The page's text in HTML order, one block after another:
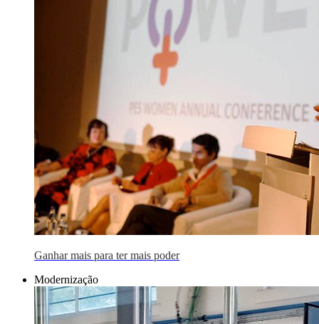
Ganhar mais para ter mais poder
Modernização